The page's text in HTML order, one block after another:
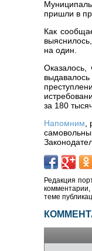
пришли в
Как
на один.
Оказалось,
за 180
Напомним,
Редакция
теме